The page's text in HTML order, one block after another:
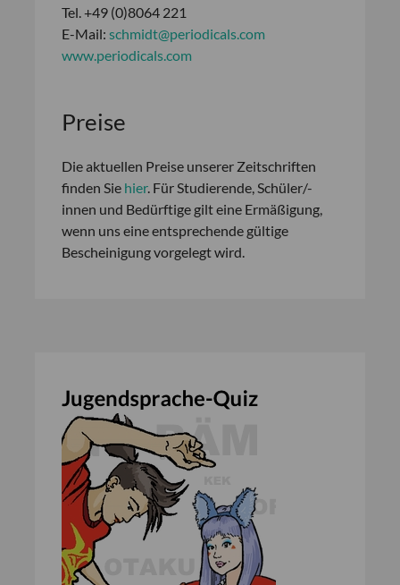
Tel. +49 (0)8064 221
E-Mail: schmidt@periodicals.com
www.periodicals.com
Preise
Die aktuellen Preise unserer Zeitschriften
finden Sie hier. Für Studierende, Schüler/-
innen und Bedürftige gilt eine Ermäßigung,
wenn uns eine entsprechende gültige
Bescheinigung vorgelegt wird.